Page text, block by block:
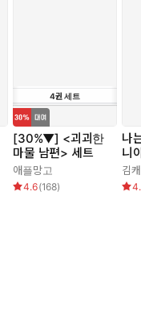
4권세트
[30%▼] <괴괴한
마물 남편> 세트
애플망고
4.6(168)
나
니
김